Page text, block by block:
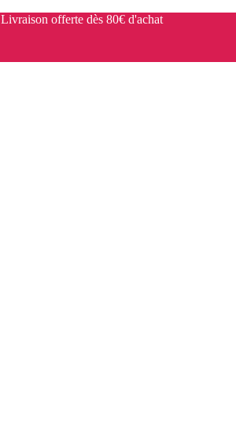
Livraison offerte dès 80€ d'achat